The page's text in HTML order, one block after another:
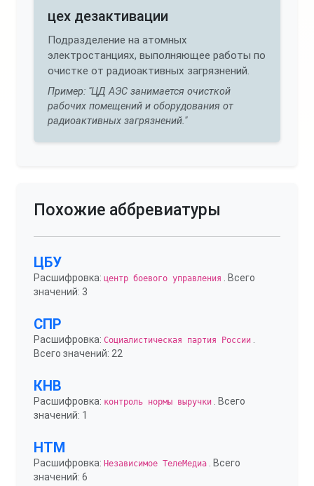
цех дезактивации
Подразделение на атомных
электростанциях, выполняющее работы по
очистке от радиоактивных загрязнений.
Пример: "ЦД АЭС занимается очисткой
рабочих помещений и оборудования от
радиоактивных загрязнений."
Похожие аббревиатуры
ЦБУ
Расшифровка: центр боевого управления
. Всего
значений: 3
СПР
Расшифровка: Социалистическая партия России
Всего значений: 22
КНВ
Расшифровка: контроль нормы выручки . Всего
значений: 1
НТМ
Расшифровка: Независимое ТелеМедиа . Всего
значений: 6